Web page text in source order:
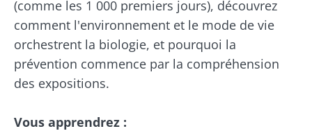
(comme les 1 000 premiers jours), découvrez
comment l'environnement et le mode de vie
orchestrent la biologie, et pourquoi la
prévention commence par la compréhension
des expositions.
Vous apprendrez :